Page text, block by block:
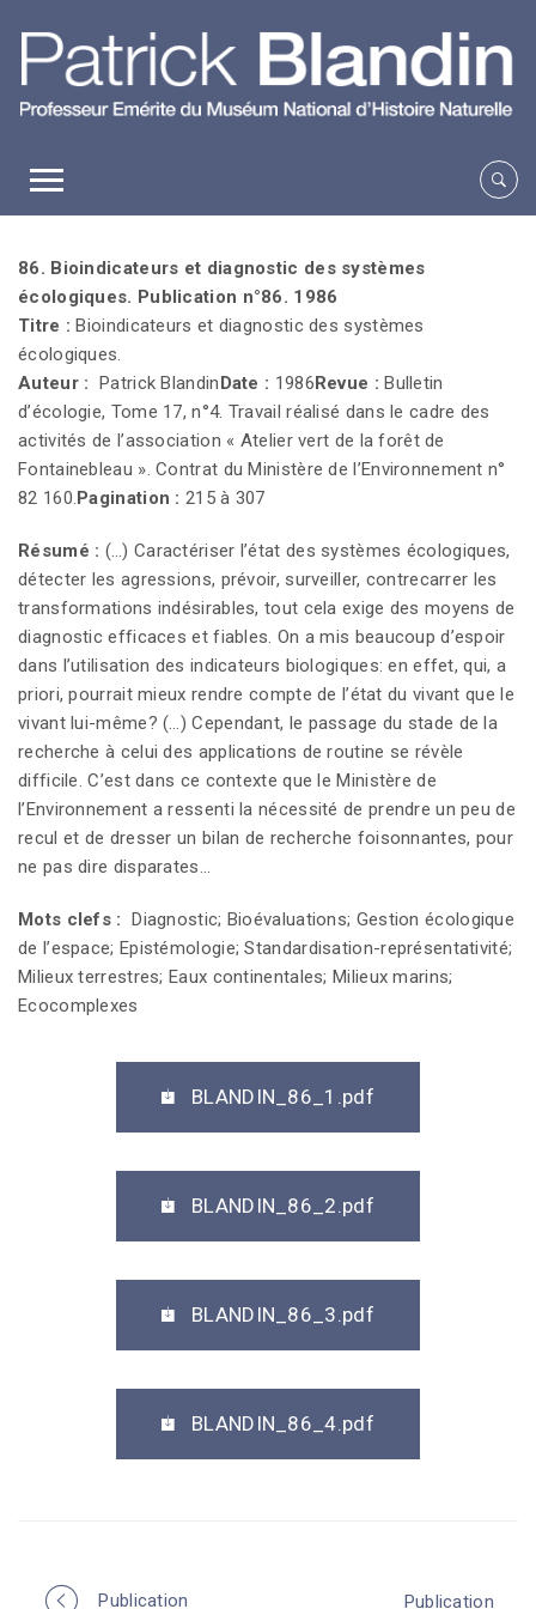
86. Bioindicateurs et diagnostic des systèmes
écologiques. Publication n°86. 1986
Titre :Bioindicateurs et diagnostic des systèmes
écologiques.
Auteur : Patrick BlandinDate : 1986Revue :Bulletin
d’écologie, Tome 17, n°4. Travail réalisé dans le cadre des
activités de l’association « Atelier vert de la forêt de
Fontainebleau ». Contrat du Ministère de l’Environnement n°
82 160.Pagination :215 à 307
Résumé : (…) Caractériser l’état des systèmes écologiques,
détecter les agressions, prévoir, surveiller, contrecarrer les
transformations indésirables, tout cela exige des moyens de
diagnostic efficaces et fiables. On a mis beaucoup d’espoir
dans l’utilisation des indicateurs biologiques: en effet, qui, a
priori, pourrait mieux rendre compte de l’état du vivant que le
vivant lui-même? (…) Cependant, le passage du stade de la
recherche à celui des applications de routine se révèle
difficile. C’est dans ce contexte que le Ministère de
l’Environnement a ressenti la nécessité de prendre un peu de
recul et de dresser un bilan de recherche foisonnantes, pour
ne pas dire disparates…
Mots clefs :Diagnostic; Bioévaluations; Gestion écologique
de l’espace; Epistémologie; Standardisation-représentativité;
Milieux terrestres; Eaux continentales; Milieux marins;
Ecocomplexes
BLANDIN_86_1.pdf
BLANDIN_86_2.pdf
BLANDIN_86_3.pdf
BLANDIN_86_4.pdf
Publication Publication